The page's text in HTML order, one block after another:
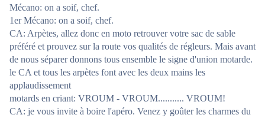
Mécano: on a soif, chef.
1er Mécano: on a soif, chef.
CA: Arpètes, allez donc en moto retrouver votre sac de sable
préféré et prouvez sur la route vos qualités de régleurs. Mais avant
de nous séparer donnons tous ensemble le signe d'union motarde.
le CA et tous les arpètes font avec les deux mains les
applaudissement
motards en criant: VROUM - VROUM........... VROUM!
CA: je vous invite à boire l'apéro. Venez y goûter les charmes du